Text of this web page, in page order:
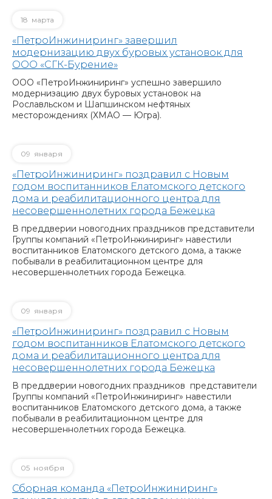
18 марта
«ПетроИнжиниринг» завершил
модернизацию двух буровых установок для
ООО «СГК-Бурение»
ООО «ПетроИнжиниринг» успешно завершило
модернизацию двух буровых установок на
Рославльском и Шапшинском нефтяных
месторождениях (ХМАО — Югра).
09 января
«ПетроИнжиниринг» поздравил с Новым
годом воспитанников Елатомского детского
дома и реабилитационного центра для
несовершеннолетних города Бежецка
В преддверии новогодних праздников представители
Группы компаний «ПетроИнжиниринг» навестили
воспитанников Елатомского детского дома, а также
побывали в реабилитационном центре для
несовершеннолетних города Бежецка.
09 января
«ПетроИнжиниринг» поздравил с Новым
годом воспитанников Елатомского детского
дома и реабилитационного центра для
несовершеннолетних города Бежецка
В преддверии новогодних праздников представители
Группы компаний «ПетроИнжиниринг» навестили
воспитанников Елатомского детского дома, а также
побывали в реабилитационном центре для
несовершеннолетних города Бежецка.
05 ноября
Сборная команда «ПетроИнжиниринг»